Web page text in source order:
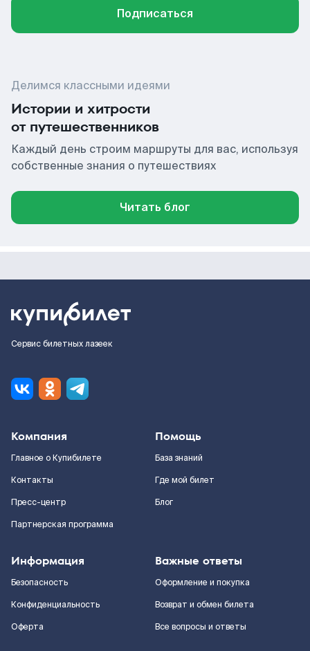
Подписаться
Делимся классными идеями
Истории и хитрости
от путешественников
Каждый день строим маршруты для вас, используя
собственные знания о путешествиях
Читать блог
Сервис билетных лазеек
Компания
Главное о Купибилете
Контакты
Пресс-центр
Партнерская программа
Помощь
База знаний
Где мой билет
Блог
Информация
Безопасность
Конфиденциальность
Оферта
Важные ответы
Оформление и покупка
Возврат и обмен билета
Все вопросы и ответы